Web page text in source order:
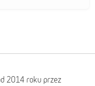
2014 roku przez